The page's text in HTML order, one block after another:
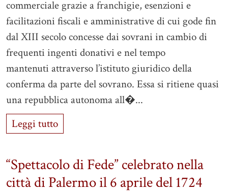
commerciale grazie a franchigie, esenzioni e
facilitazioni fiscali e amministrative di cui gode fin
dal XIII secolo concesse dai sovrani in cambio di
frequenti ingenti donativi e nel tempo
mantenuti attraverso l’istituto giuridico della
conferma da parte del sovrano. Essa si ritiene quasi
una repubblica autonoma all�...
Leggi tutto
“Spettacolo di Fede” celebrato nella
città di Palermo il 6 aprile del 1724